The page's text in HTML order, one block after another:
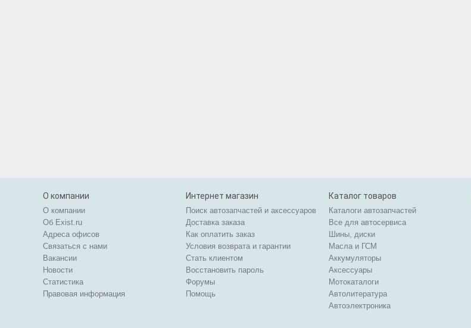
О компании
О компании
Об Exist.ru
Адреса офисов
Связаться с нами
Вакансии
Новости
Статистика
Правовая информация
Интернет магазин
Поиск автозапчастей и аксессуаров
Доставка заказа
Как оплатить заказ
Условия возврата и гарантии
Стать клиентом
Восстановить пароль
Форумы
Помощь
Каталог товаров
Каталоги автозапчастей
Все для автосервиса
Шины, диски
Масла и ГСМ
Аккумуляторы
Аксессуары
Мотокаталоги
Автолитература
Автоэлектроника